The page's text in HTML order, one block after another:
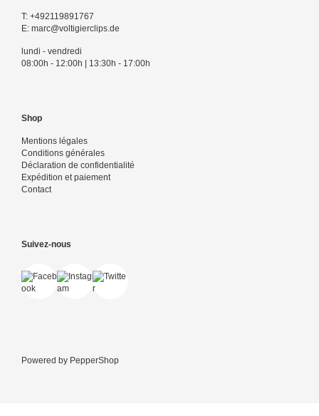
T: +492119891767
E: marc@voltigierclips.de
lundi - vendredi
08:00h - 12:00h | 13:30h - 17:00h
Shop
Mentions légales
Conditions générales
Déclaration de confidentialité
Expédition et paiement
Contact
Suivez-nous
Powered by PepperShop